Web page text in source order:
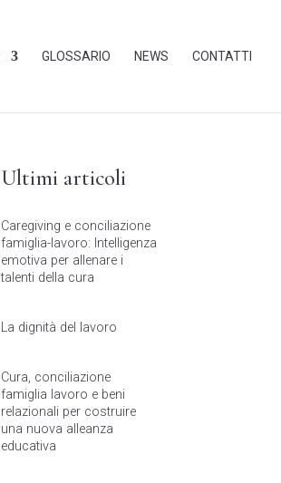
GLOSSARIO NEWS CONTATTI
Ultimi articoli
Caregiving e conciliazione
famiglia-lavoro: Intelligenza
emotiva per allenare i
talenti della cura
La dignità del lavoro
Cura, conciliazione
famiglia lavoro e beni
relazionali per costruire
una nuova alleanza
educativa